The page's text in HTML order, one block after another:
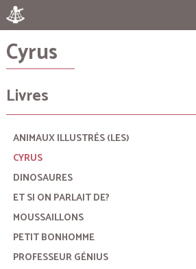
Cart:(vide)
Cyrus
Livres
ANIMAUX ILLUSTRÉS (LES)
CYRUS
DINOSAURES
ET SI ON PARLAIT DE?
MOUSSAILLONS
PETIT BONHOMME
PROFESSEUR GÉNIUS